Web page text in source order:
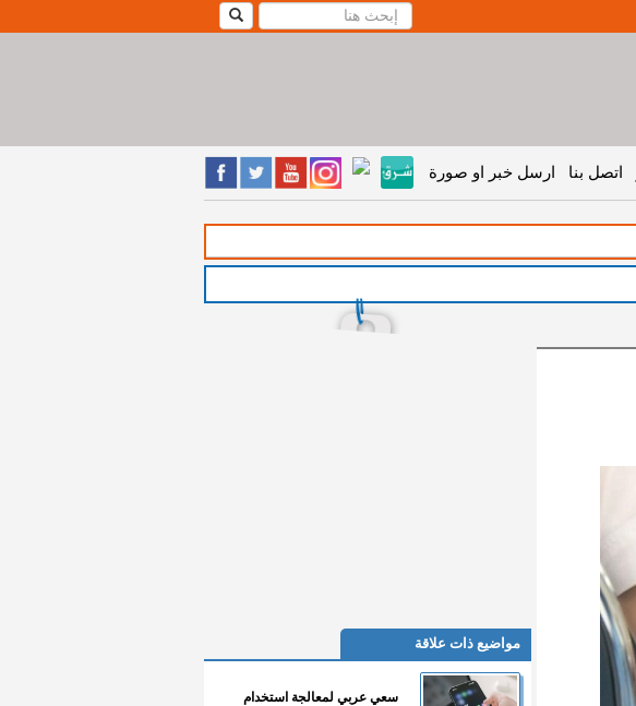
اتصل بنا ارسل خبر او صورة
مواضيع ذات علاقة
سعي عربي لمعالجة استخدام